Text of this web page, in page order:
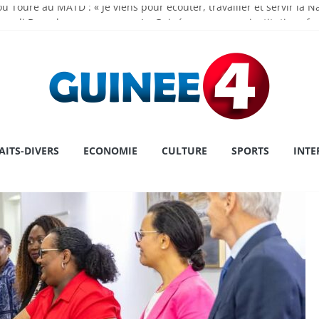
Touré au MATD : « Je viens pour écouter, travailler et servir la
: une première historique, l’institution décroche la
le cap sur la Grèce pour un congé
DIVERS ECONOMIE CULTURE SPORTS